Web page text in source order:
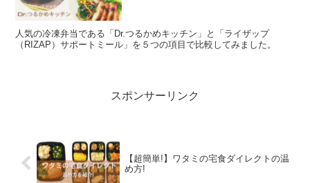
人気の冷凍弁当である「Dr.つるかめキッチン」と「ライザップ
（RIZAP）サポートミール」を５つの項目で比較してみました。
スポンサーリンク
【超簡単!】ワタミの宅食ダイレクトの温
め方!